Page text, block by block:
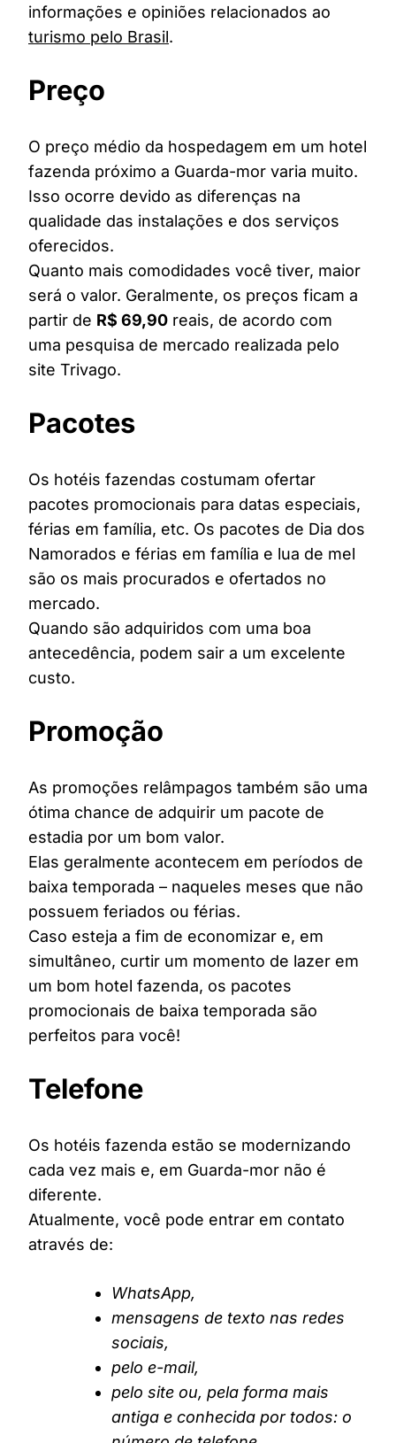
informações e opiniões relacionados ao
turismo pelo Brasil.
Preço
O preço médio da hospedagem em um hotel
fazenda próximo a Guarda-mor varia muito.
Isso ocorre devido as diferenças na
qualidade das instalações e dos serviços
oferecidos.
Quanto mais comodidades você tiver, maior
será o valor. Geralmente, os preços ficam a
partir de R$ 69,90 reais, de acordo com
uma pesquisa de mercado realizada pelo
site Trivago.
Pacotes
Os hotéis fazendas costumam ofertar
pacotes promocionais para datas especiais,
férias em família, etc. Os pacotes de Dia dos
Namorados e férias em família e lua de mel
são os mais procurados e ofertados no
mercado.
Quando são adquiridos com uma boa
antecedência, podem sair a um excelente
custo.
Promoção
As promoções relâmpagos também são uma
ótima chance de adquirir um pacote de
estadia por um bom valor.
Elas geralmente acontecem em períodos de
baixa temporada – naqueles meses que não
possuem feriados ou férias.
Caso esteja a fim de economizar e, em
simultâneo, curtir um momento de lazer em
um bom hotel fazenda, os pacotes
promocionais de baixa temporada são
perfeitos para você!
Telefone
Os hotéis fazenda estão se modernizando
cada vez mais e, em Guarda-mor não é
diferente.
Atualmente, você pode entrar em contato
através de:
WhatsApp,
mensagens de texto nas redes
sociais,
pelo e-mail,
pelo site ou, pela forma mais
antiga e conhecida por todos: o